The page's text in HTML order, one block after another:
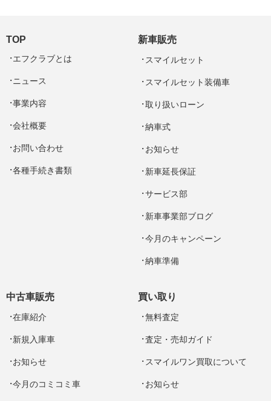
TOP
エフクラブとは
ニュース
事業内容
会社概要
お問い合わせ
各種手続き書類
新車販売
スマイルセット
スマイルセット装備車
取り扱いローン
納車式
お知らせ
新車延長保証
サービス部
新車事業部ブログ
今月のキャンペーン
納車準備
中古車販売
在庫紹介
新規入庫車
お知らせ
今月のコミコミ車
買い取り
無料査定
査定・売却ガイド
スマイルワン買取について
お知らせ